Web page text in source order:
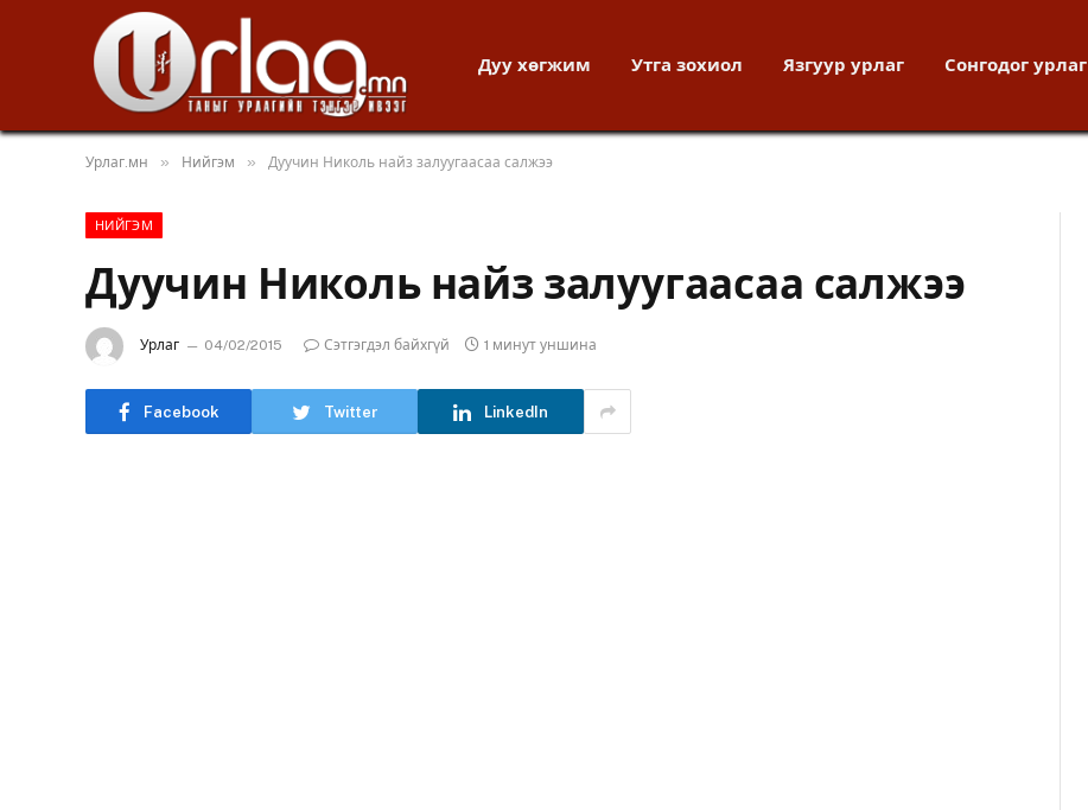
Дуу хөгжим Утга зохиол Язгуур урлаг Сонгодог урлаг
Урлаг.мн » Нийгэм » Дуучин Николь найз залуугаасаа салжээ
НИЙГЭМ
Дуучин Николь найз залуугаасаа салжээ
Урлаг 04/02/2015 Сэтгэгдэл байхгүй 1 минут уншина
Facebook Twitter LinkedIn